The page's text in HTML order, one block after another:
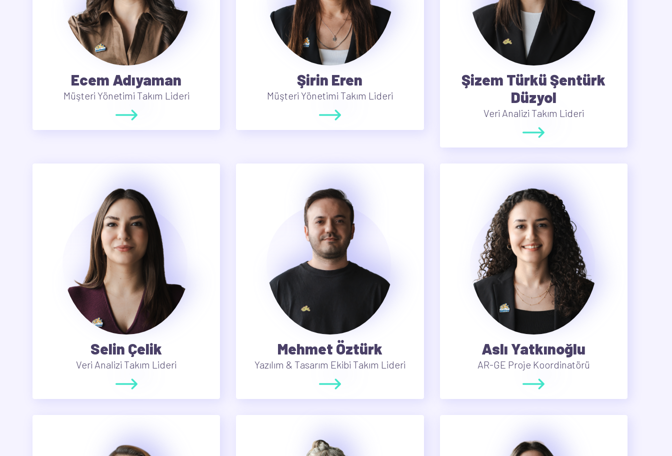
Ecem Adıyaman
Müşteri Yönetimi Takım Lideri
Şirin Eren
Müşteri Yönetimi Takım Lideri
Şizem Türkü Şentürk
Düzyol
Veri Analizi Takım Lideri
Selin Çelik
Veri Analizi Takım Lideri
Mehmet Öztürk
Yazılım & Tasarım Ekibi Takım Lideri
Aslı Yatkınoğlu
AR-GE Proje Koordinatörü